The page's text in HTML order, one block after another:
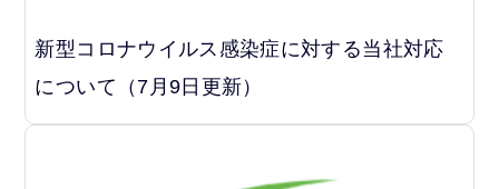
新型コロナウイルス感染症に対する当社対応
について（7月9日更新）